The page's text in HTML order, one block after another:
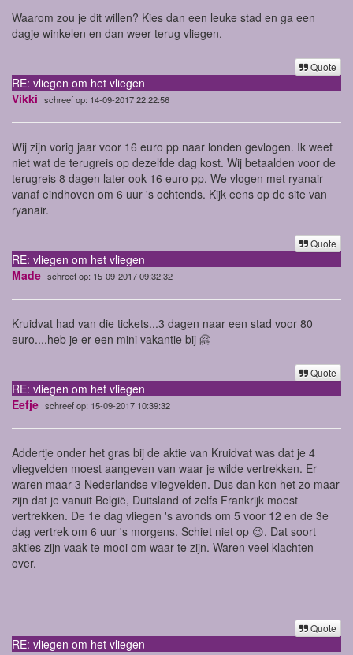
Waarom zou je dit willen? Kies dan een leuke stad en ga een
dagje winkelen en dan weer terug vliegen.
Quote
RE: vliegen om het vliegen
Vikki schreef op: 14-09-2017 22:22:56
Wij zijn vorig jaar voor 16 euro pp naar londen gevlogen. Ik weet
niet wat de terugreis op dezelfde dag kost. Wij betaalden voor de
terugreis 8 dagen later ook 16 euro pp. We vlogen met ryanair
vanaf eindhoven om 6 uur 's ochtends. Kijk eens op de site van
ryanair.
Quote
RE: vliegen om het vliegen
Made schreef op: 15-09-2017 09:32:32
Kruidvat had van die tickets...3 dagen naar een stad voor 80
euro....heb je er een mini vakantie bij 🤗
Quote
RE: vliegen om het vliegen
Eefje schreef op: 15-09-2017 10:39:32
Addertje onder het gras bij de aktie van Kruidvat was dat je 4
vliegvelden moest aangeven van waar je wilde vertrekken. Er
waren maar 3 Nederlandse vliegvelden. Dus dan kon het zo maar
zijn dat je vanuit België, Duitsland of zelfs Frankrijk moest
vertrekken. De 1e dag vliegen 's avonds om 5 voor 12 en de 3e
dag vertrek om 6 uur 's morgens. Schiet niet op 😉. Dat soort
akties zijn vaak te mooi om waar te zijn. Waren veel klachten
over.
Quote
RE: vliegen om het vliegen